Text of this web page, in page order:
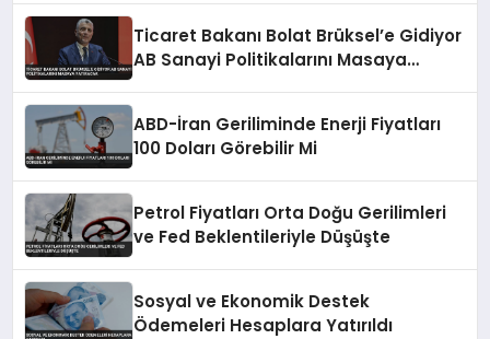
Ticaret Bakanı Bolat Brüksel’e Gidiyor
AB Sanayi Politikalarını Masaya
ABD-İran Geriliminde Enerji Fiyatları
100 Doları Görebilir Mi
Petrol Fiyatları Orta Doğu Gerilimleri
ve Fed Beklentileriyle Düşüşte
Sosyal ve Ekonomik Destek
Ödemeleri Hesaplara Yatırıldı